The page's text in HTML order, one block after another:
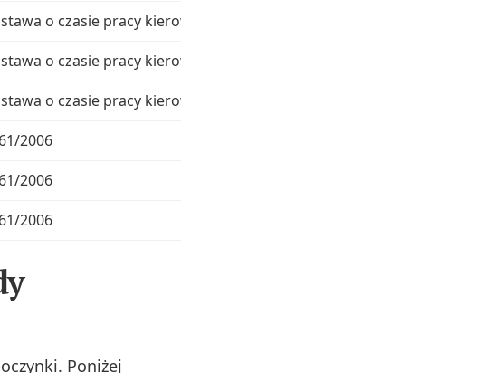
o czasie pracy kierowców
o czasie pracy kierowców
o czasie pracy kierowców
2006
2006
2006
Poniżej